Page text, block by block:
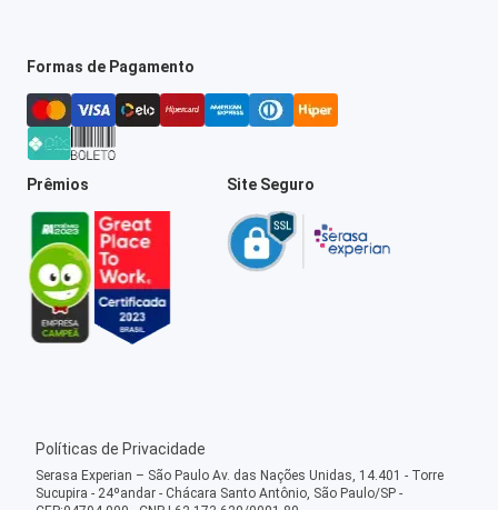
Formas de Pagamento
Prêmios Site Seguro
Políticas de Privacidade
Serasa Experian – São Paulo Av. das Nações Unidas, 14.401 - Torre
Sucupira - 24ºandar - Chácara Santo Antônio, São Paulo/SP -